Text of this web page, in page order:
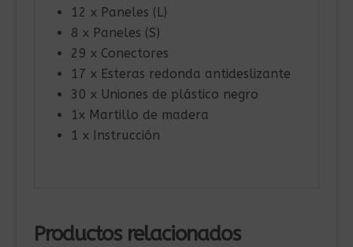
12 x Paneles (L)
8 x Paneles (S)
29 x Conectores
17 x Esteras redonda antideslizante
30 x Uniones de plástico negro
1x Martillo de madera
1 x Instrucción
Productos relacionados